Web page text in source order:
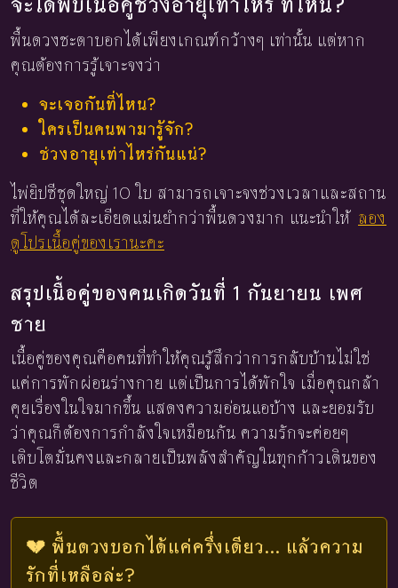
พื้นดวงชะตาบอกได้เพียงเกณฑ์กว้างๆ เท่านั้น แต่หาก
คุณต้องการรู้เจาะจงว่า
จะเจอกันที่ไหน?
ใครเป็นคนพามารู้จัก?
ช่วงอายุเท่าไหร่กันแน่?
ไพ่ยิปซีชุดใหญ่ 10 ใบ สามารถเจาะจงช่วงเวลาและสถาน
ที่ให้คุณได้ละเอียดแม่นยำกว่าพื้นดวงมาก แนะนำให้ ลอง
ดูโปรเนื้อคู่ของเรานะคะ
สรุปเนื้อคู่ของคนเกิดวันที่ 1 กันยายน เพศ
ชาย
เนื้อคู่ของคุณคือคนที่ทำให้คุณรู้สึกว่าการกลับบ้านไม่ใช่
แค่การพักผ่อนร่างกาย แต่เป็นการได้พักใจ เมื่อคุณกล้า
คุยเรื่องในใจมากขึ้น แสดงความอ่อนแอบ้าง และยอมรับ
ว่าคุณก็ต้องการกำลังใจเหมือนกัน ความรักจะค่อยๆ
เติบโตมั่นคงและกลายเป็นพลังสำคัญในทุกก้าวเดินของ
ชีวิต
💔 พื้นดวงบอกได้แค่ครึ่งเดียว... แล้วความ
รักที่เหลือล่ะ?